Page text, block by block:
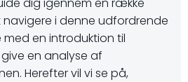
navigere i denne udfordrende
en introduktion til
en analyse af
Herefter vil vi se på,